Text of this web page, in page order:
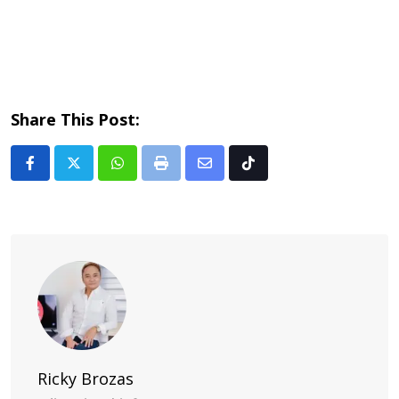
Share This Post:
Whatsapp
Print
Share Tiktok
Ricky Brozas